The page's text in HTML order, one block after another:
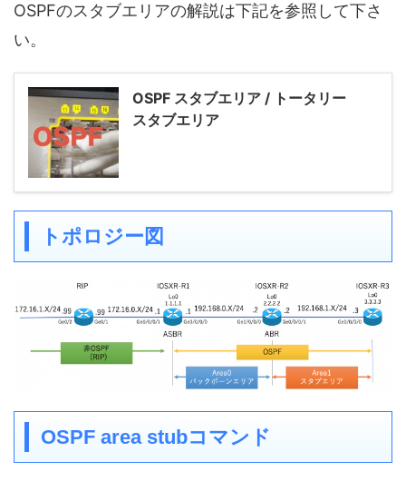
OSPFのスタブエリアの解説は下記を参照して下さ
い。
OSPF スタブエリア / トータリー
スタブエリア
トポロジー図
OSPF area stubコマンド